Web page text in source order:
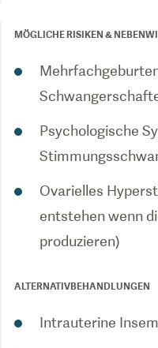
MÖGLICHE RISIKEN &
Psychologische
Ovarielles
entstehen wenn
produzieren)
ALTERNATIVBEHANDLUNGEN
Intrauterine